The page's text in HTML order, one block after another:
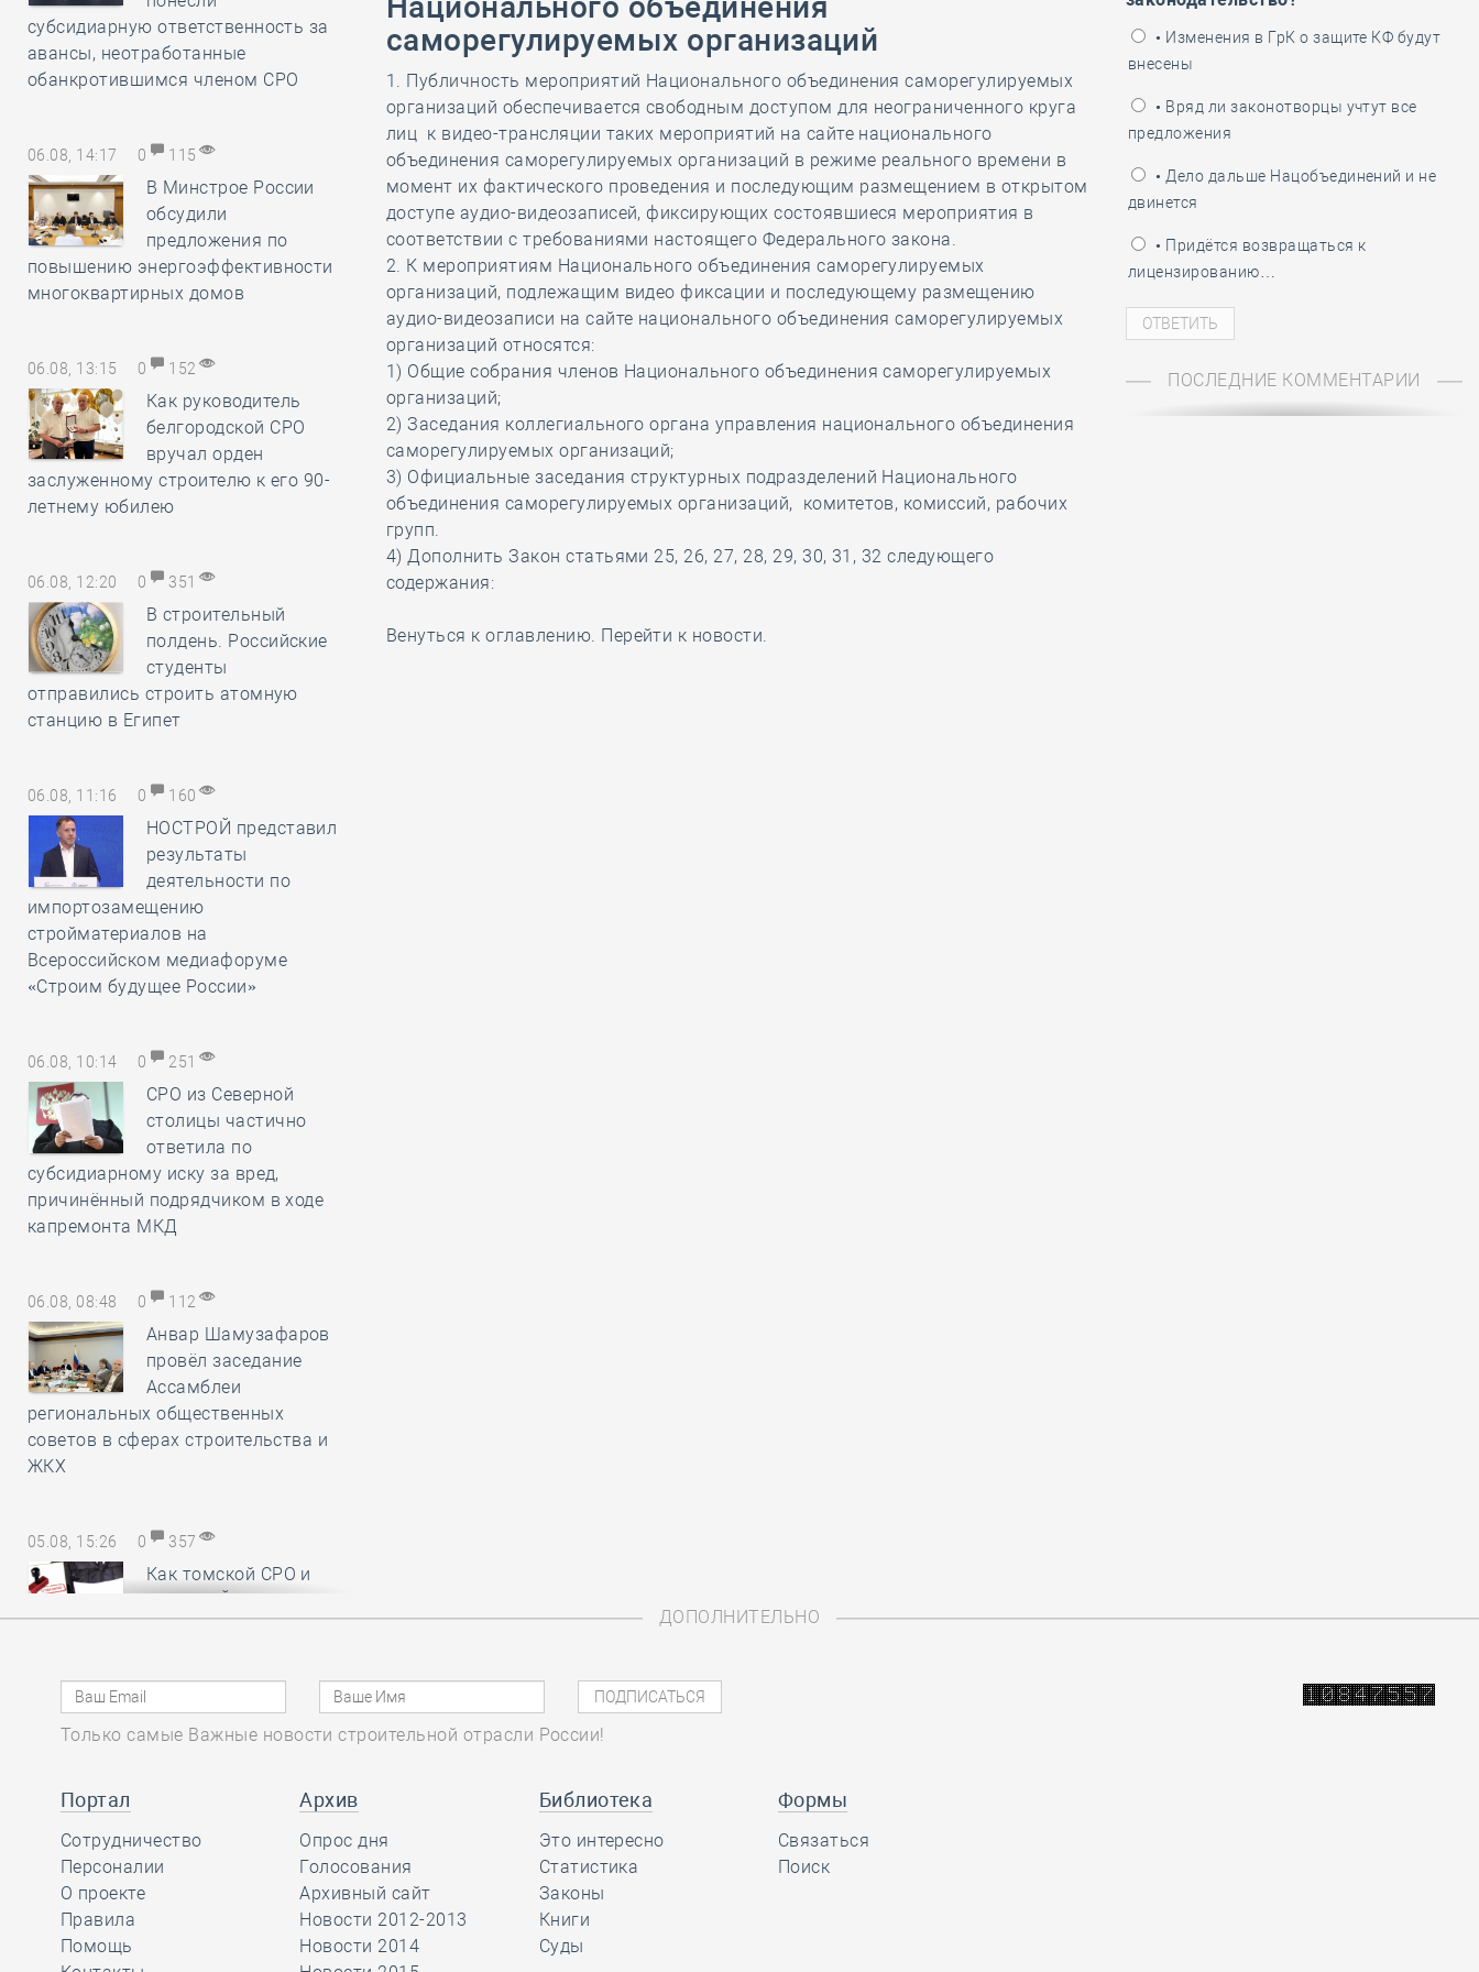
субсидиарную ответственность за
авансы, неотработанные
обанкротившимся членом СРО
06.08, 14:17 0 115
В Минстрое России
обсудили
предложения по
повышению энергоэффективности
многоквартирных домов
06.08, 13:15 0 152
Как руководитель
белгородской СРО
вручал орден
заслуженному строителю к его 90-
летнему юбилею
06.08, 12:20 0 351
В строительный
полдень. Российские
студенты
отправились строить атомную
станцию в Египет
06.08, 11:16 0 160
НОСТРОЙ представил
результаты
деятельности по
импортозамещению
стройматериалов на
Всероссийском медиафоруме
«Строим будущее России»
06.08, 10:14 0 251
СРО из Северной
столицы частично
ответила по
субсидиарному иску за вред,
причинённый подрядчиком в ходе
капремонта МКД
06.08, 08:48 0 112
Анвар Шамузафаров
провёл заседание
Ассамблеи
региональных общественных
советов в сферах строительства и
ЖКХ
05.08, 15:26 0 357
Как томской СРО и
НОСТРОЙ удалось
отстоять КФ ОДО,
28,6 миллиона рублей
объединения
изыскателей и проектировщиков
вручены награды
профессионального сообщества
саморегулируемых организаций
1. Публичность мероприятий Национального объединения саморегулируемых
организаций обеспечивается свободным доступом для неограниченного круга
лиц к видео-трансляции таких мероприятий на сайте национального
объединения саморегулируемых организаций в режиме реального времени в
момент их фактического проведения и последующим размещением в открытом
доступе аудио-видеозаписей, фиксирующих состоявшиеся мероприятия в
соответствии с требованиями настоящего Федерального закона.
2. К мероприятиям Национального объединения саморегулируемых
организаций, подлежащим видео фиксации и последующему размещению
аудио-видеозаписи на сайте национального объединения саморегулируемых
организаций относятся:
1) Общие собрания членов Национального объединения саморегулируемых
организаций;
2) Заседания коллегиального органа управления национального объединения
саморегулируемых организаций;
3) Официальные заседания структурных подразделений Национального
объединения саморегулируемых организаций, комитетов, комиссий, рабочих
групп.
4) Дополнить Закон статьями 25, 26, 27, 28, 29, 30, 31, 32 следующего
содержания:
Венуться к оглавлению. Перейти к новости.
• Изменения в ГрК о защите КФ будут
внесены
• Вряд ли законотворцы учтут все
предложения
• Дело дальше Нацобъединений и не
двинется
• Придётся возвращаться к
лицензированию…
ПОСЛЕДНИЕ КОММЕНТАРИИ
ДОПОЛНИТЕЛЬНО
Только самые Важные новости строительной отрасли России!
Портал
Сотрудничество
Персоналии
О проекте
Правила
Помощь
Архив
Опрос дня
Голосования
Архивный сайт
Новости 2012-2013
Новости 2014
Библиотека
Это интересно
Статистика
Законы
Книги
Суды
Формы
Связаться
Поиск